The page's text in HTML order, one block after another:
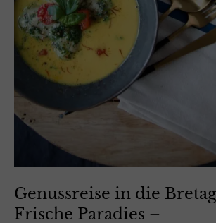
Genussreise in die
Frische Paradies –